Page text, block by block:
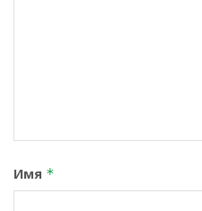
Имя *